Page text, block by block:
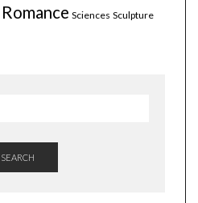
Romance Sciences Sculpture
SEARCH